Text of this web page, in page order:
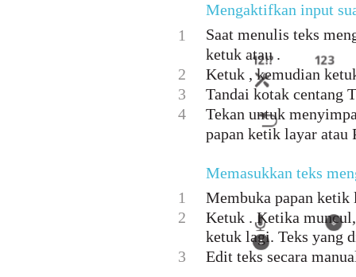
Mengaktifkan input
1
Saat menulis teks
ketuk atau .
2
Ketuk , kemudian
3
Tandai kotak centang
4
Tekan untuk
papan ketik layar atau
Memasukkan teks
1
Membuka papan ketik
2
Ketuk . Ketika
ketuk lagi. Teks yang
3
Edit teks secara